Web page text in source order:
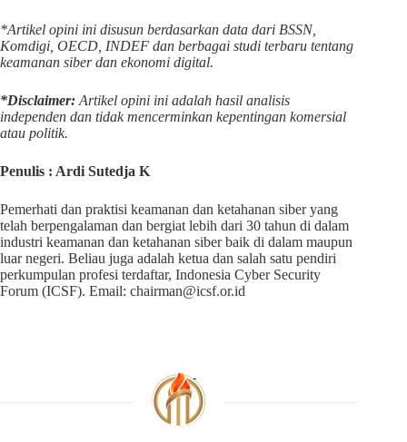
*Artikel opini ini disusun berdasarkan data dari BSSN,
Komdigi, OECD, INDEF dan berbagai studi terbaru tentang
keamanan siber dan ekonomi digital.
*Disclaimer: Artikel opini ini adalah hasil analisis
independen dan tidak mencerminkan kepentingan komersial
atau politik.
Penulis : Ardi Sutedja K
Pemerhati dan praktisi keamanan dan ketahanan siber yang
telah berpengalaman dan bergiat lebih dari 30 tahun di dalam
industri keamanan dan ketahanan siber baik di dalam maupun
luar negeri. Beliau juga adalah ketua dan salah satu pendiri
perkumpulan profesi terdaftar, Indonesia Cyber Security
Forum (ICSF). Email: chairman@icsf.or.id